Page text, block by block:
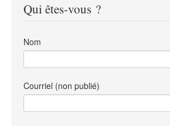
Qui êtes-vous ?
Nom
Courriel (non publié)